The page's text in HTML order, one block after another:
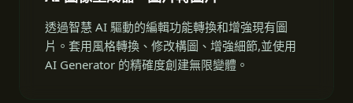
透過智慧 AI 驅動的編輯功能轉換和增強現有圖
片。套用風格轉換、修改構圖、增強細節,並使用
AI Generator 的精確度創建無限變體。